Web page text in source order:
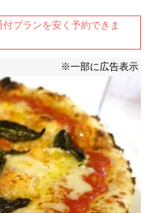
プランを安く予約できま
※一部に広告表示